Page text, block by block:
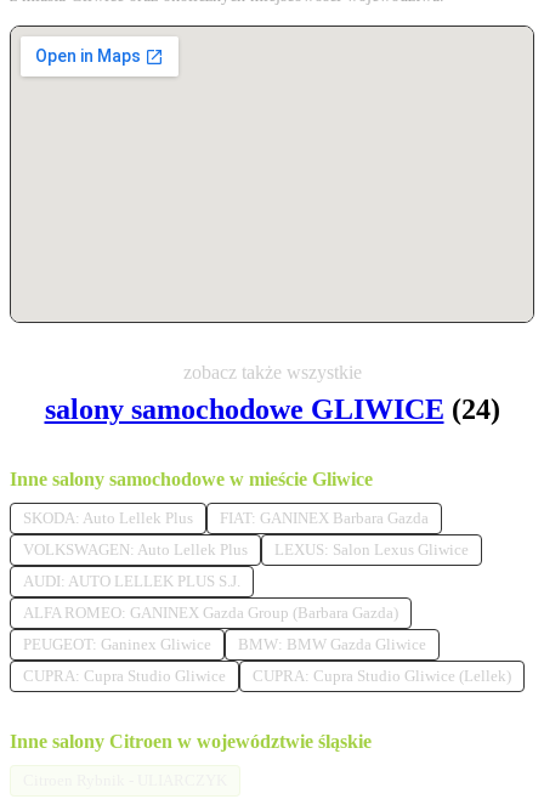
zobacz także wszystkie
salony samochodowe GLIWICE (24)
Inne salony samochodowe w mieście Gliwice
SKODA: Auto Lellek Plus
FIAT: GANINEX Barbara Gazda
VOLKSWAGEN: Auto Lellek Plus
LEXUS: Salon Lexus Gliwice
AUDI: AUTO LELLEK PLUS S.J.
ALFA ROMEO: GANINEX Gazda Group (Barbara Gazda)
PEUGEOT: Ganinex Gliwice
BMW: BMW Gazda Gliwice
CUPRA: Cupra Studio Gliwice
CUPRA: Cupra Studio Gliwice (Lellek)
Inne salony Citroen w województwie śląskie